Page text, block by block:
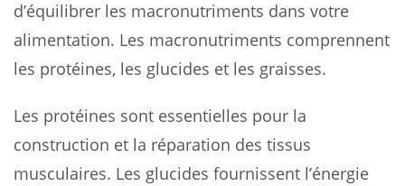
d’équilibrer les macronutriments dans votre
alimentation. Les macronutriments comprennent
les protéines, les glucides et les graisses.
Les protéines sont essentielles pour la
construction et la réparation des tissus
musculaires. Les glucides fournissent l’énergie